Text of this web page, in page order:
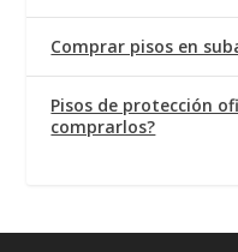
Comprar pisos en
Pisos de protección
comprarlos?